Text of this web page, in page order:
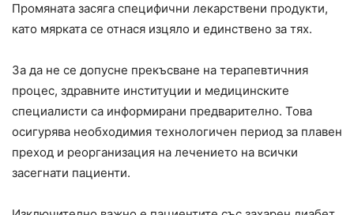
Промяната засяга специфични лекарствени продукти,
като мярката се отнася изцяло и единствено за тях.
За да не се допусне прекъсване на терапевтичния
процес, здравните институции и медицинските
специалисти са информирани предварително. Това
осигурява необходимия технологичен период за плавен
преход и реорганизация на лечението на всички
засегнати пациенти.